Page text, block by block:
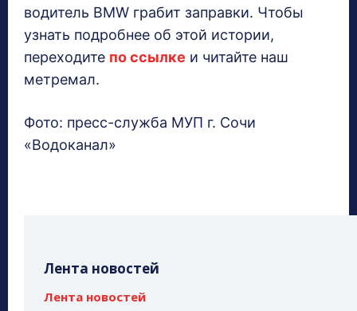
водитель BMW грабит заправки. Чтобы
узнать подробнее об этой истории,
переходите по ссылке и читайте наш
метремал.
Фото: пресс-служба МУП г. Сочи
«Водоканал»
Лента новостей
Лента новостей